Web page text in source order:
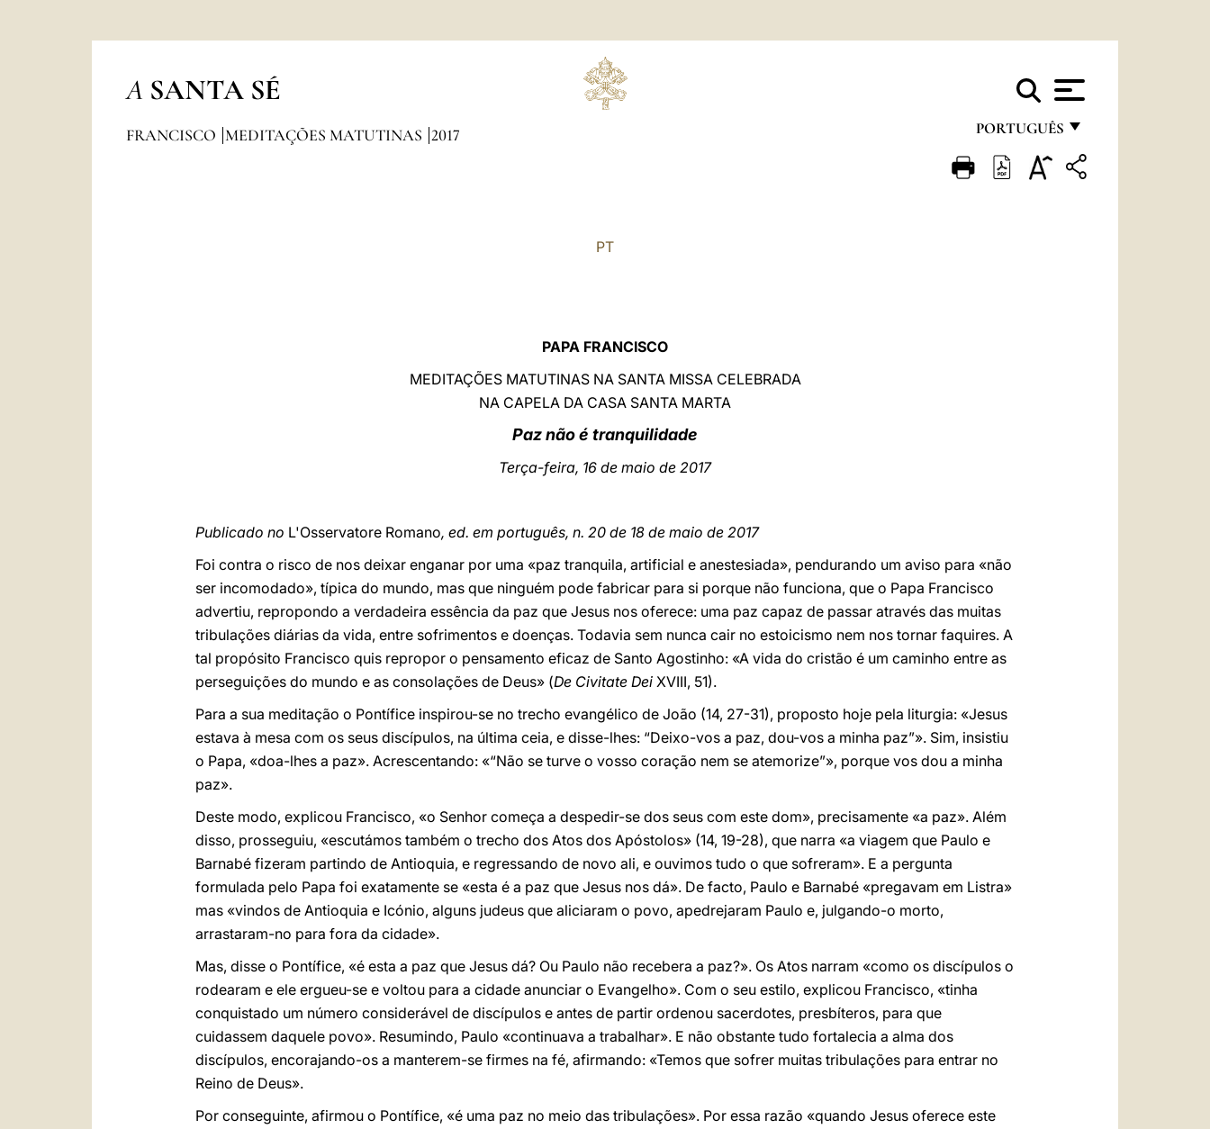
A SANTA SÉ
PORTUGUÊS
FRANÇAIS
FRANCISCO MEDITAÇÕES MATUTINAS 2017
PT
PAPA FRANCISCO
MEDITAÇÕES MATUTINAS NA SANTA MISSA CELEBRADA
NA CAPELA DA CASA SANTA MARTA
Paz não é tranquilidade
Terça-feira, 16 de maio de 2017
Publicado no L'Osservatore Romano, ed. em português, n. 20 de 18 de maio de 2017
Foi contra o risco de nos deixar enganar por uma «paz tranquila, artificial e anestesiada», pendurando um aviso para «não
ser incomodado», típica do mundo, mas que ninguém pode fabricar para si porque não funciona, que o Papa Francisco
advertiu, repropondo a verdadeira essência da paz que Jesus nos oferece: uma paz capaz de passar através das muitas
tribulações diárias da vida, entre sofrimentos e doenças. Todavia sem nunca cair no estoicismo nem nos tornar faquires. A
tal propósito Francisco quis repropor o pensamento eficaz de Santo Agostinho: «A vida do cristão é um caminho entre as
perseguições do mundo e as consolações de Deus» (De Civitate Dei XVIII, 51).
Para a sua meditação o Pontífice inspirou-se no trecho evangélico de João (14, 27-31), proposto hoje pela liturgia: «Jesus
estava à mesa com os seus discípulos, na última ceia, e disse-lhes: “Deixo-vos a paz, dou-vos a minha paz”». Sim, insistiu
o Papa, «doa-lhes a paz». Acrescentando: «“Não se turve o vosso coração nem se atemorize”», porque vos dou a minha
paz».
Deste modo, explicou Francisco, «o Senhor começa a despedir-se dos seus com este dom», precisamente «a paz». Além
disso, prosseguiu, «escutámos também o trecho dos Atos dos Apóstolos» (14, 19-28), que narra «a viagem que Paulo e
Barnabé fizeram partindo de Antioquia, e regressando de novo ali, e ouvimos tudo o que sofreram». E a pergunta
formulada pelo Papa foi exatamente se «esta é a paz que Jesus nos dá». De facto, Paulo e Barnabé «pregavam em Listra»
mas «vindos de Antioquia e Icónio, alguns judeus que aliciaram o povo, apedrejaram Paulo e, julgando-o morto,
arrastaram-no para fora da cidade».
Mas, disse o Pontífice, «é esta a paz que Jesus dá? Ou Paulo não recebera a paz?». Os Atos narram «como os discípulos o
rodearam e ele ergueu-se e voltou para a cidade anunciar o Evangelho». Com o seu estilo, explicou Francisco, «tinha
conquistado um número considerável de discípulos e antes de partir ordenou sacerdotes, presbíteros, para que
cuidassem daquele povo». Resumindo, Paulo «continuava a trabalhar». E não obstante tudo fortalecia a alma dos
discípulos, encorajando-os a manterem-se firmes na fé, afirmando: «Temos que sofrer muitas tribulações para entrar no
Reino de Deus».
Por conseguinte, afirmou o Pontífice, «é uma paz no meio das tribulações». Por essa razão «quando Jesus oferece este